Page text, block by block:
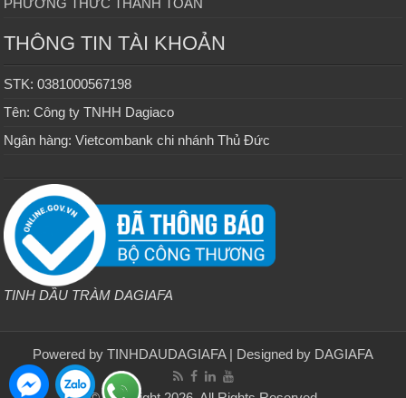
PHƯƠNG THỨC THANH TOÁN
THÔNG TIN TÀI KHOẢN
STK: 0381000567198
Tên: Công ty TNHH Dagiaco
Ngân hàng: Vietcombank chi nhánh Thủ Đức
TINH DẦU TRÀM DAGIAFA
Powered by TINHDAUDAGIAFA| Designed by DAGIAFA